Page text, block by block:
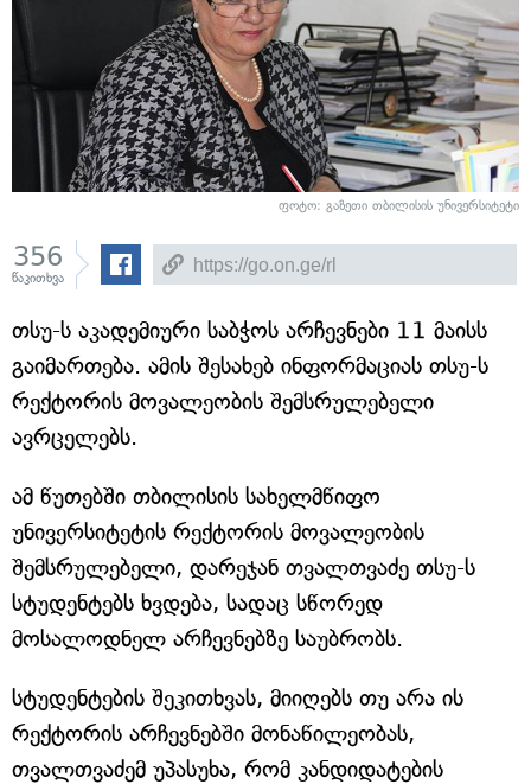
ფოტო: გაზეთი თბილისის უნივერსიტეტი
356
წაკითხვა
თსუ-ს აკადემიური საბჭოს არჩევნები 11 მაისს
გაიმართება. ამის შესახებ ინფორმაციას თსუ-ს
რექტორის მოვალეობის შემსრულებელი
ავრცელებს.
ამ წუთებში თბილისის სახელმწიფო
უნივერსიტეტის რექტორის მოვალეობის
შემსრულებელი, დარეჯან თვალთვაძე თსუ-ს
სტუდენტებს ხვდება, სადაც სწორედ
მოსალოდნელ არჩევნებზე საუბრობს.
სტუდენტების შეკითხვას, მიიღებს თუ არა ის
რექტორის არჩევნებში მონაწილეობას,
თვალთვაძემ უპასუხა, რომ კანდიდატების